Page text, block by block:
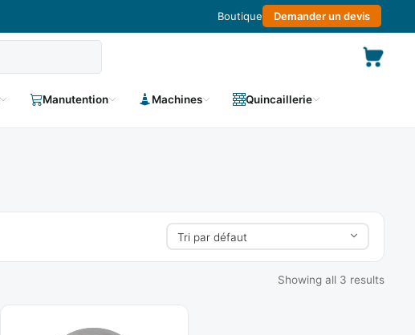
Boutique Demander un devis
Manutention Machines Quincaillerie
Showing all 3 results